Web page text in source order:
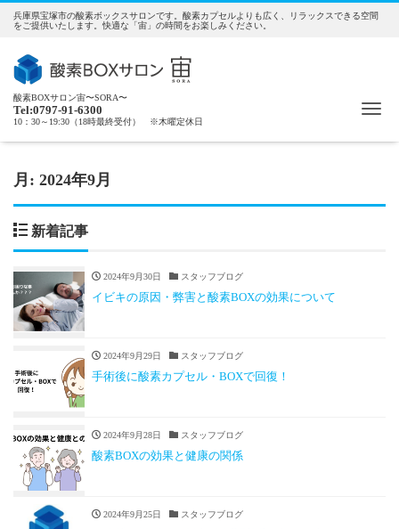
兵庫県宝塚市の酸素ボックスサロンです。酸素カプセルよりも広く、リラックスできる空間
をご提供いたします。快適な「宙」の時間をお楽しみください。
酸素BOXサロン宙〜SORA〜
Tel:0797-91-6300
10：30～19:30（18時最終受付） ※木曜定休日
月: 2024年9月
新着記事
2024年9月30日 スタッフブログ
イビキの原因・弊害と酸素BOXの効果について
2024年9月29日 スタッフブログ
手術後に酸素カプセル・BOXで回復！
2024年9月28日 スタッフブログ
酸素BOXの効果と健康の関係
2024年9月25日 スタッフブログ